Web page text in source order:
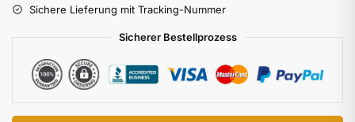
Sichere Lieferung mit Tracking-Nummer
Sicherer Bestellprozess